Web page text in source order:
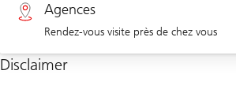
Entreprises 0844 853 001
Agences
Rendez-vous visite près de chez vous
Agences
Disclaimer